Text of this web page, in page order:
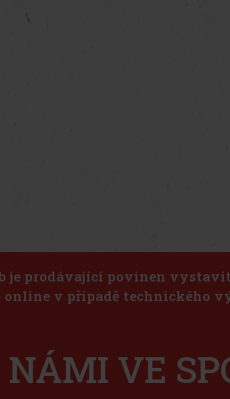
je prodávající povinen
online v případě technického
VE